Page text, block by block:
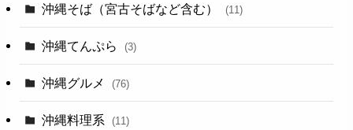
沖縄そば（宮古そばなど含む） (11)
沖縄てんぷら (3)
沖縄グルメ (76)
沖縄料理系 (11)